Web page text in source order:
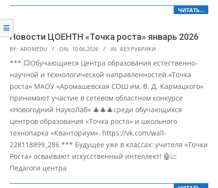
ЧИТАТЬ…
Новости ЦОЕНТН «Точка роста» январь 2026
2026-
06-
10
BY: AROMEDU ON: 10.06.2026 IN: БЕЗ РУБРИКИ
*** 💥Обучающиеся Центра образования естественно-
научной и технологической направленностей «Точка
роста» МАОУ «Аромашевская СОШ им. В. Д. Кармацкого»
принимают участие в сетевом областном конкурсе
«Новогодний НаукоЛаб» 🎄🎄🎄среди обучающихся
центров образования «Точка роста» и школьного
технопарка «Кванториум». https://vk.com/wall-
228118899_286 *** Будущее уже в классах: учителя «Точки
Роста» осваивают искусственный интеллект! 🤖📈
Педагоги центра